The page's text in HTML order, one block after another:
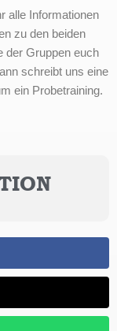
alle Informationen
zu den beiden
der Gruppen euch
schreibt uns eine
ein Probetraining.